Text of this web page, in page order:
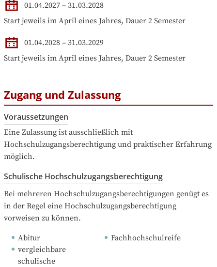
01.04.2027 – 31.03.2028
Start jeweils im April eines Jahres, Dauer 2 Semester
01.04.2028 – 31.03.2029
Start jeweils im April eines Jahres, Dauer 2 Semester
Zugang und Zulassung
Voraussetzungen
Eine Zulassung ist ausschließlich mit
Hochschulzugangsberechtigung und praktischer Erfahrung
möglich.
Schulische Hochschulzugangsberechtigung
Bei mehreren Hochschulzugangsberechtigungen genügt es
in der Regel eine Hochschulzugangsberechtigung
vorweisen zu können.
Abitur
Fachhochschulreife
vergleichbare
schulische